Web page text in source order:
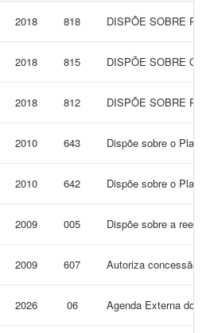
2018 818 DISPÕE SOBRE
2018 815 DISPÕE SOBRE O
2018 812 DISPÕE SOBRE
2010 643 Dispõe sobre o
2010 642 Dispõe sobre o
2009 005 Dispõe sobre a
2009 607 Autoriza concessão
2026 06 Agenda Externa do